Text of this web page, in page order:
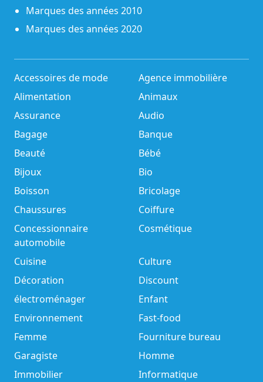
Marques des années 2010
Marques des années 2020
Accessoires de mode
Agence immobilière
Alimentation
Animaux
Assurance
Audio
Bagage
Banque
Beauté
Bébé
Bijoux
Bio
Boisson
Bricolage
Chaussures
Coiffure
Concessionnaire
automobile
Cosmétique
Cuisine
Culture
Décoration
Discount
électroménager
Enfant
Environnement
Fast-food
Femme
Fourniture bureau
Garagiste
Homme
Immobilier
Informatique